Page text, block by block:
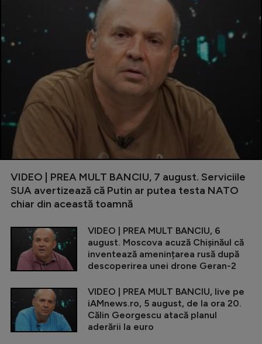
VIDEO | PREA MULT BANCIU, 7 august. Serviciile
SUA avertizează că Putin ar putea testa NATO
chiar din această toamnă
VIDEO | PREA MULT BANCIU, 6
august. Moscova acuză Chișinăul că
inventează amenințarea rusă după
descoperirea unei drone Geran-2
VIDEO | PREA MULT BANCIU, live pe
iAMnews.ro, 5 august, de la ora 20.
Călin Georgescu atacă planul
aderării la euro